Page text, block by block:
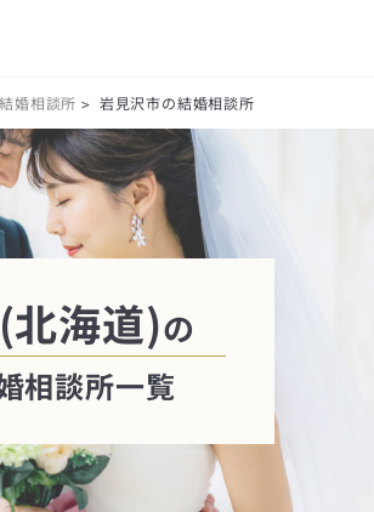
婚相談所 > 岩見沢市の結婚相談所
海道)の
相談所一覧